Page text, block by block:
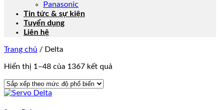
Panasonic
Tin tức & sự kiện
Tuyển dụng
Liên hệ
Trang chủ / Delta
Hiển thị 1–48 của 1367 kết quả